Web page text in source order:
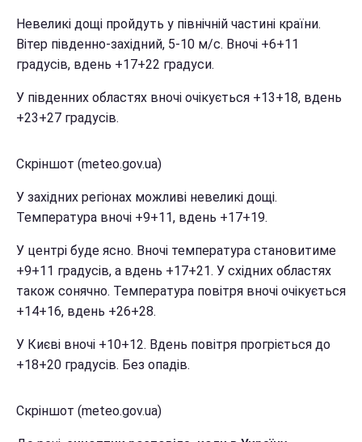
Невеликі дощі пройдуть у північній частині країни.
Вітер південно-західний, 5-10 м/с. Вночі +6+11
градусів, вдень +17+22 градуси.
У південних областях вночі очікується +13+18, вдень
+23+27 градусів.
Скріншот (meteo.gov.ua)
У західних регіонах можливі невеликі дощі.
Температура вночі +9+11, вдень +17+19.
У центрі буде ясно. Вночі температура становитиме
+9+11 градусів, а вдень +17+21. У східних областях
також сонячно. Температура повітря вночі очікується
+14+16, вдень +26+28.
У Києві вночі +10+12. Вдень повітря прогріється до
+18+20 градусів. Без опадів.
Скріншот (meteo.gov.ua)